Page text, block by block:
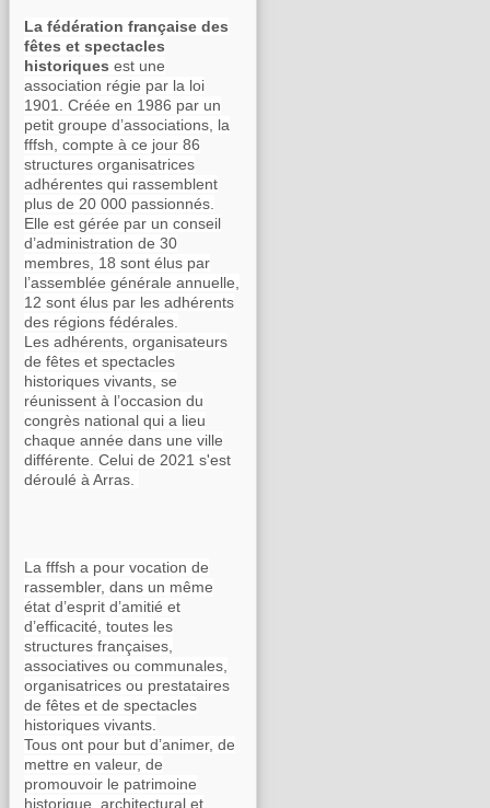
La fédération française des
fêtes et spectacles
historiques est une
association régie par la loi
1901. Créée en 1986 par un
petit groupe d’associations, la
fffsh, compte à ce jour 86
structures organisatrices
adhérentes qui rassemblent
plus de 20 000 passionnés.
Elle est gérée par un conseil
d’administration de 30
membres, 18 sont élus par
l’assemblée générale annuelle,
12 sont élus par les adhérents
des régions fédérales.
Les adhérents, organisateurs
de fêtes et spectacles
historiques vivants, se
réunissent à l’occasion du
congrès national qui a lieu
chaque année dans une ville
différente. Celui de 2021 s'est
déroulé à Arras.
La fffsh a pour vocation de
rassembler, dans un même
état d’esprit d’amitié et
d’efficacité, toutes les
structures françaises,
associatives ou communales,
organisatrices ou prestataires
de fêtes et de spectacles
historiques vivants.
Tous ont pour but d’animer, de
mettre en valeur, de
promouvoir le patrimoine
historique, architectural et